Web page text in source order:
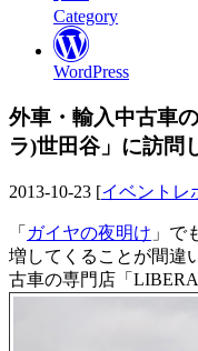
Category
WordPress
外車・輸入中古車
ラ)世田谷」に訪問
2013-10-23 [イベントレ
「 ガイヤの夜明け 」で
増してくることが間違
古車の専門店「